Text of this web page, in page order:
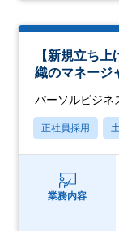
【新規立ち
織のマネージ
パーソルビジネ
正社員採用
業務内容